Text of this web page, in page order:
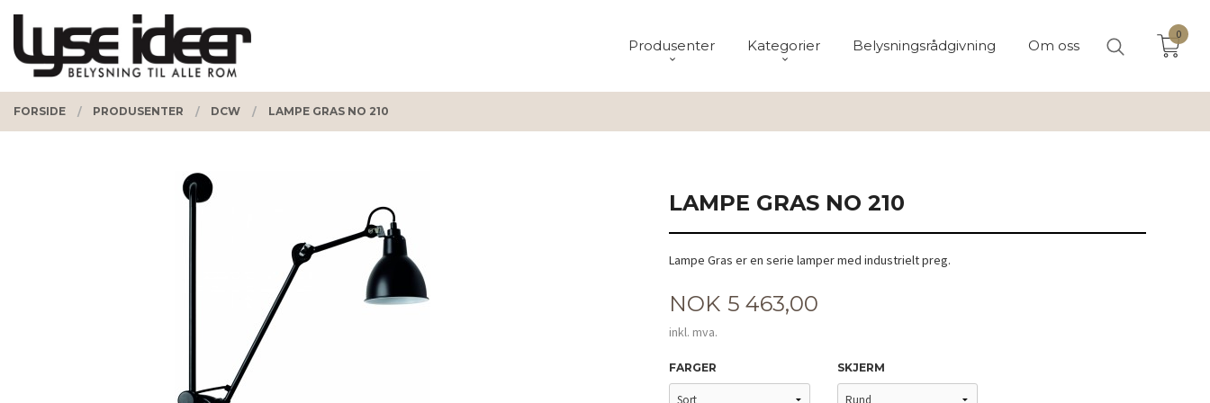
Gå
innholdet
PRODUKTER
Produsenter Kategorier Belysningsrådgivning Om oss
0
FORSIDE PRODUSENTER DCW LAMPE GRAS NO 210
LAMPE GRAS NO 210
Lampe Gras er en serie lamper med industrielt preg.
Pris
NOK 5 463,00
inkl. mva.
FARGER SKJERM